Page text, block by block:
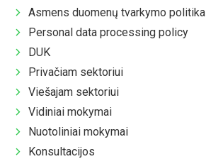
Asmens duomenų tvarkymo politika
Personal data processing policy
DUK
Privačiam sektoriui
Viešajam sektoriui
Vidiniai mokymai
Nuotoliniai mokymai
Konsultacijos